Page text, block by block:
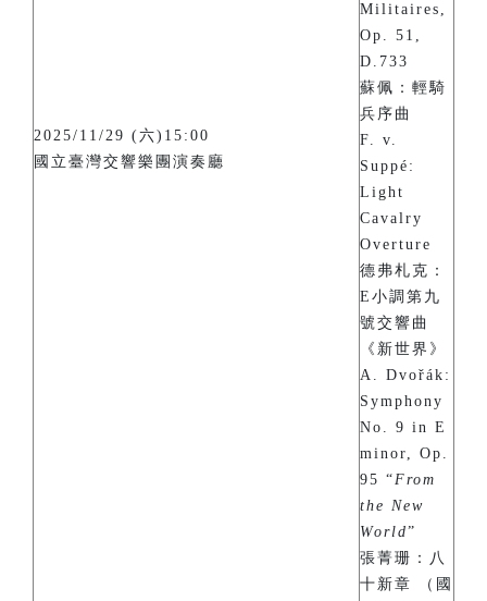
2025/11/29 (六)15:00
國立臺灣交響樂團演奏廳
Militaires,
Op. 51,
D.733
蘇佩：輕騎
兵序曲
F. v.
Suppé:
Light
Cavalry
Overture
德弗札克：
E小調第九
號交響曲
《新世界》
A. Dvořák:
Symphony
No. 9 in E
minor, Op.
95 “From
the New
World”
張菁珊：八
十新章 （國